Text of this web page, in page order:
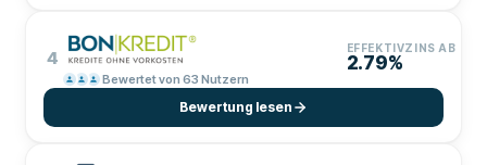
4
Bewertet von 63 Nutzern
EFFEKTIVZINS AB
2.79%
Bewertung lesen